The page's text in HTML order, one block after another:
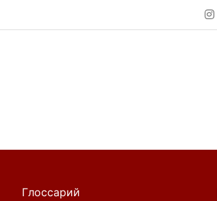
Глоссарий